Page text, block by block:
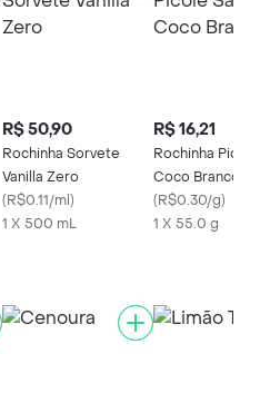
R$ 50,90
Rochinha Sorvete
Vanilla Zero
(R$0.11/ml)
1 X 500 mL
R$ 16,21
Rochinha
Coco Branco
(R$0.30/g)
1 X 55.0 g